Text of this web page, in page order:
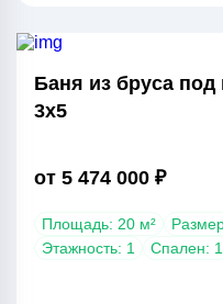
Баня из бруса
3х5
от 5 474 000 ₽
Площадь: 20 м²
Этажность: 1
Спален: 1